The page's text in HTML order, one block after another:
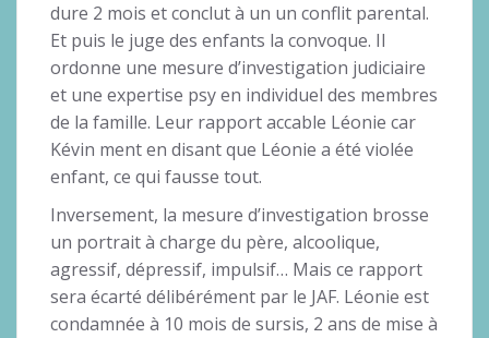
dure 2 mois et conclut à un un conflit parental.
Et puis le juge des enfants la convoque. Il
ordonne une mesure d’investigation judiciaire
et une expertise psy en individuel des membres
de la famille. Leur rapport accable Léonie car
Kévin ment en disant que Léonie a été violée
enfant, ce qui fausse tout.
Inversement, la mesure d’investigation brosse
un portrait à charge du père, alcoolique,
agressif, dépressif, impulsif… Mais ce rapport
sera écarté délibérément par le JAF. Léonie est
condamnée à 10 mois de sursis, 2 ans de mise à